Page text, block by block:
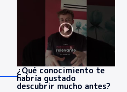
¿Qué conocimiento te
habría gustado
descubrir mucho antes?